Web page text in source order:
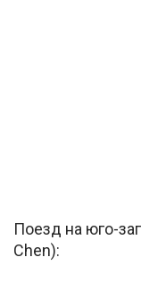
Поезд на юго-
Chen):